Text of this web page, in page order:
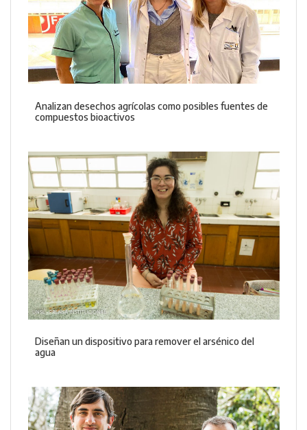
Analizan desechos agrícolas como posibles fuentes de
compuestos bioactivos
Diseñan un dispositivo para remover el arsénico del
agua